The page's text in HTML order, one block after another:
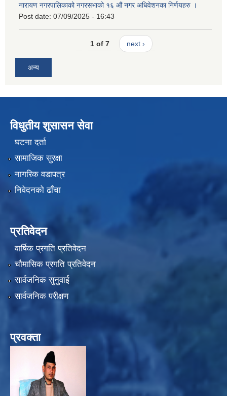
नारायण नगरपालिकाको नगरसभाको १६ औं नगर अधिवेशनका निर्णयहरु ।
Post date: 07/09/2025 - 16:43
1 of 7 next ›
अन्य
विधुतीय शुसासन सेवा
घटना दर्ता
सामाजिक सुरक्षा
नागरिक वडापत्र
निवेदनको ढाँचा
प्रतिवेदन
वार्षिक प्रगति प्रतिवेदन
चौमासिक प्रगति प्रतिवेदन
सार्वजनिक सुनुवाई
सार्वजनिक परीक्षण
प्रवक्ता